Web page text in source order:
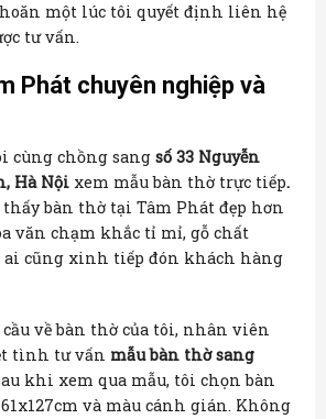
một lúc tôi quyết định liên hệ
tư vấn.
Phát chuyên nghiệp và
cùng chồng sang số 33 Nguyễn
Hà Nội xem mẫu bàn thờ trực tiếp.
bàn thờ tại Tâm Phát đẹp hơn
văn chạm khắc tỉ mỉ, gỗ chất
cũng xinh tiếp đón khách hàng
về bàn thờ của tôi, nhân viên
tình tư vấn mẫu bàn thờ sang
khi xem qua mẫu, tôi chọn bàn
và màu cánh gián. Không